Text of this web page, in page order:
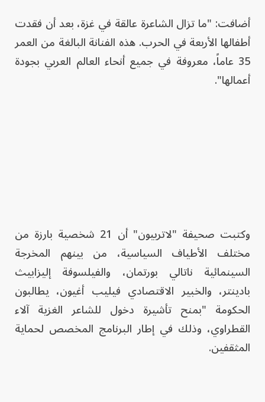
أضافت: "ما تزال الشاعرة عالقة في غزة، بعد أن فقدت
أطفالها الأربعة في الحرب. هذه الفنانة البالغة من العمر
35 عاماً، معروفة في جميع أنحاء العالم العربي بجودة
أعمالها".
وكتبت صحيفة "لاتربيون" أن 21 شخصية بارزة من
مختلف الأطياف السياسية، من بينهم المخرجة
السينمائية ناتالي بورتمان، والفيلسوفة إليزابيث
بادينتر، والخبير الاقتصادي فيليب أغيون، يطالبون
الحكومة "بمنح تأشيرة دخول للشاعر الغزية آلاء
القطراوي، وذلك في إطار البرنامج المخصص لحماية
المثقفين.